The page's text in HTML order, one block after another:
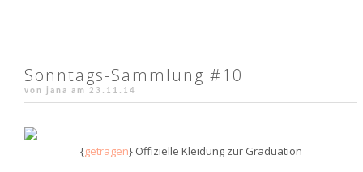
Sonntags-Sammlung #10
von jana am 23.11.14
{getragen} Offizielle Kleidung zur Graduation